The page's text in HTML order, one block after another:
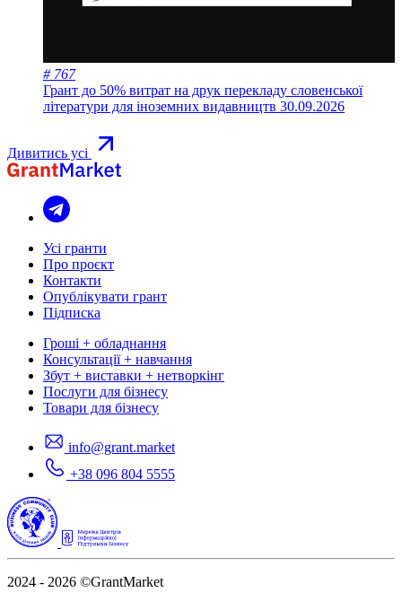
# 767
Грант до 50% витрат на друк перекладу словенської
літератури для іноземних видавництв 30.09.2026
Дивитись усі
Усі гранти
Про проєкт
Контакти
Опублікувати грант
Підписка
Гроші + обладнання
Консультації + навчання
Збут + виставки + нетворкінг
Послуги для бізнесу
Товари для бізнесу
info@grant.market
+38 096 804 5555
2024 - 2026 ©GrantMarket